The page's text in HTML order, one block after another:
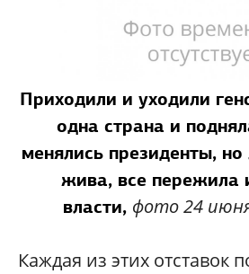
Приходили и уходили
одна страна и
менялись президенты,
жива, все пережила
власти, фото 24
Каждая из этих отставок